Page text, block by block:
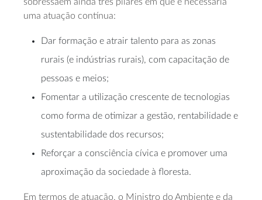
uma atuação contínua:
Dar formação e atrair talento para as zonas
rurais (e indústrias rurais), com capacitação de
pessoas e meios;
Fomentar a utilização crescente de tecnologias
como forma de otimizar a gestão, rentabilidade e
sustentabilidade dos recursos;
Reforçar a consciência cívica e promover uma
aproximação da sociedade à floresta.
Em termos de atuação, o Ministro do Ambiente e da